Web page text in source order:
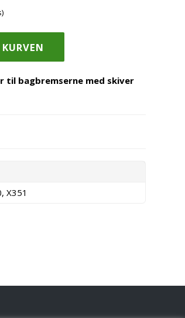
til bagbremserne med skiver
X351